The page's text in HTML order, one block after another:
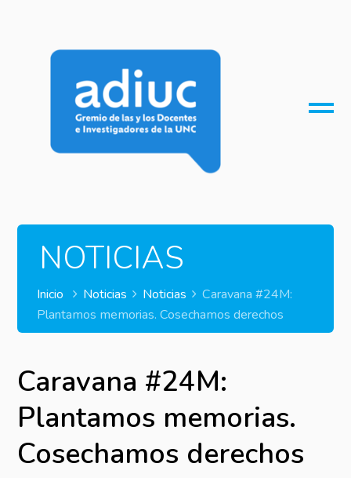
NOTICIAS
Inicio Noticias Noticias
Caravana #24M:
Plantamos memorias. Cosechamos derechos
Caravana #24M:
Plantamos memorias.
Cosechamos derechos